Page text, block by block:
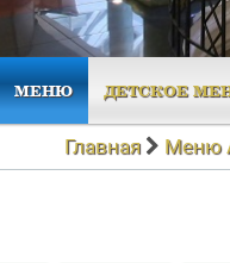
ДЕТСКОЕ
МЕНЮ
Главная Меню